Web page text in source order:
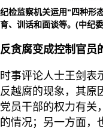
纪检监察机关运用“四种形
育、训话和面谈等。(中纪
反贪腐变成控制官员
时事评论人士王剑表
反越腐的现象，其原
党员干部的权力有关
的情况；另一方面，